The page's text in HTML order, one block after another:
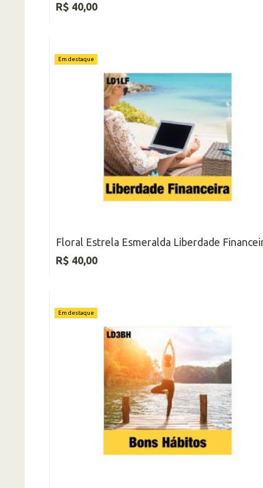
R$ 40,00
Em destaque
Floral Estrela Esmeralda Liberdade
R$ 40,00
Em destaque